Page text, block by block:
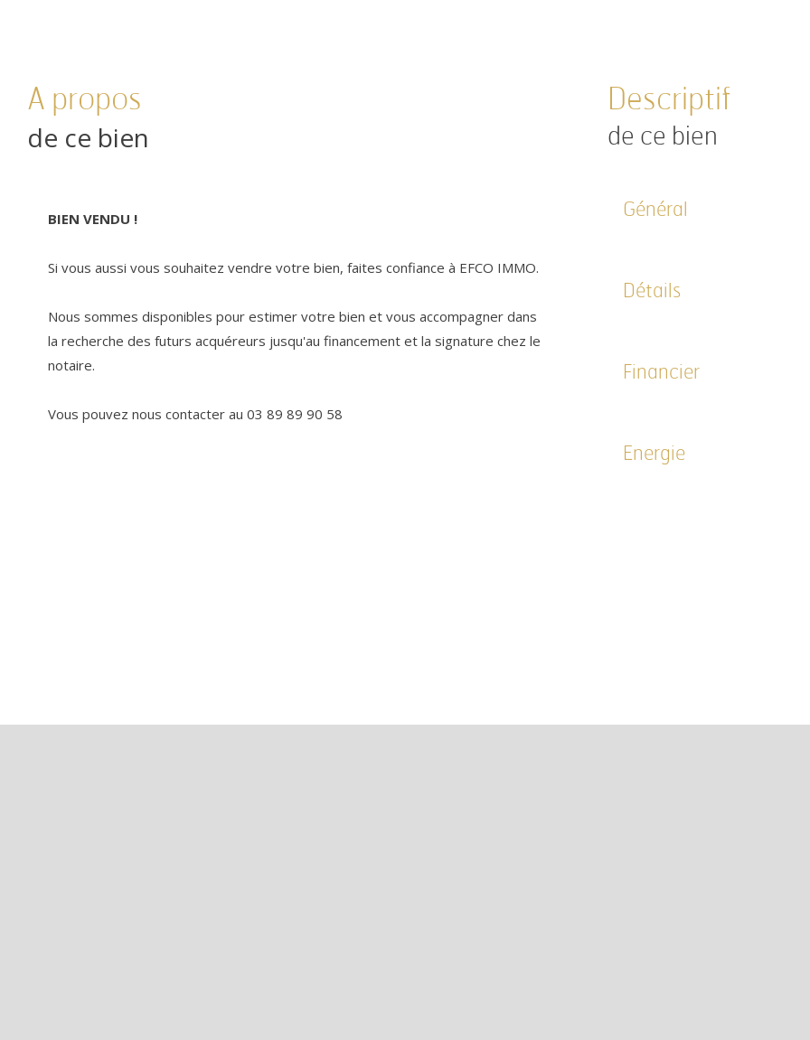
a propos
de ce bien
BIEN VENDU !
Si vous aussi vous souhaitez vendre votre bien, faites confiance à EFCO IMMO.
Nous sommes disponibles pour estimer votre bien et vous accompagner dans
la recherche des futurs acquéreurs jusqu'au financement et la signature chez le
notaire.
Vous pouvez nous contacter au 03 89 89 90 58
descriptif
de ce bien
Général
Détails
Financier
Energie